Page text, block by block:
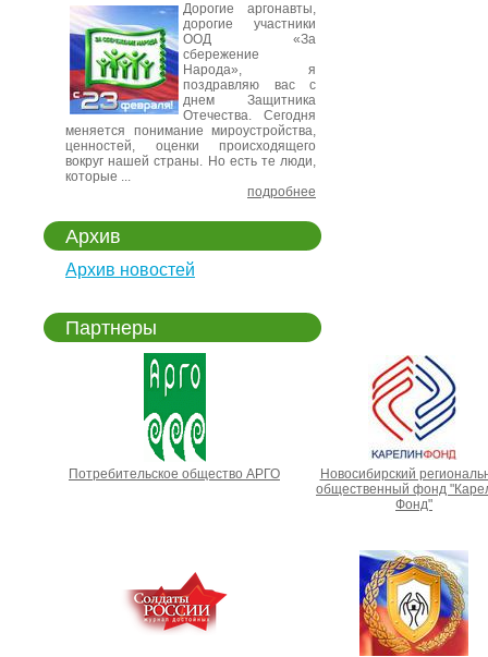
Дорогие аргонавты,
дорогие участники
ООД «За
сбережение
Народа», я
поздравляю вас с
днем Защитника
Отечества. Сегодня
меняется понимание мироустройства,
ценностей, оценки происходящего
вокруг нашей страны. Но есть те люди,
которые ...
подробнее
Архив
Архив новостей
Партнеры
Потребительское общество АРГО
Новосибирский
общественный фонд
Фонд"